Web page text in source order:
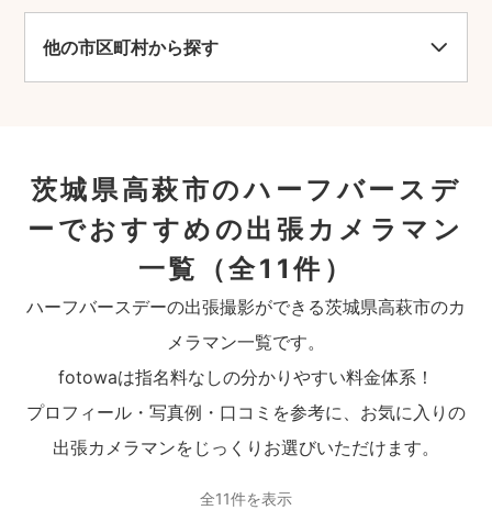
他の市区町村から探す
茨城県高萩市のハーフバースデ
ーでおすすめの出張カメラマン
一覧
（全11件）
ハーフバースデーの出張撮影ができる茨城県高萩市のカ
メラマン一覧です。
fotowaは指名料なしの分かりやすい料金体系！
プロフィール・写真例・口コミを参考に、お気に入りの
出張カメラマンをじっくりお選びいただけます。
全11件を表示